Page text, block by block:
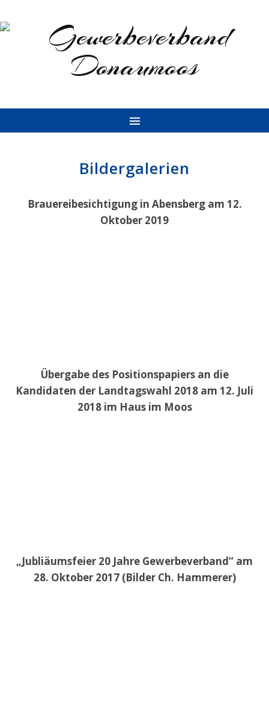
Bildergalerien
Brauereibesichtigung in Abensberg am 12.
Oktober 2019
Übergabe des Positionspapiers an die
Kandidaten der Landtagswahl 2018 am 12. Juli
2018 im Haus im Moos
„Jubliäumsfeier 20 Jahre Gewerbeverband“ am
28. Oktober 2017 (Bilder Ch. Hammerer)